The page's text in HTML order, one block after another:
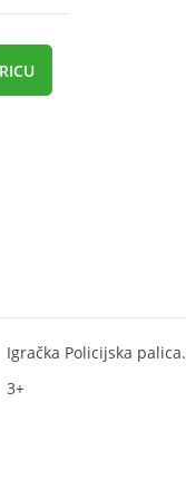
Igračka Policijska palica.
3+